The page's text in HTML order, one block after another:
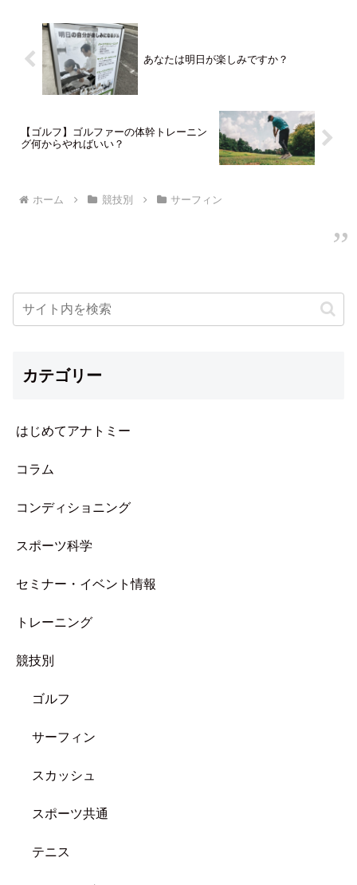
サーフボードに当たっている可能
性があります。エクササイズで肋
骨の開きを改善して楽しくサーフ
ィンしていきましょう
あなたは明日が楽しみですか？
【ゴルフ】ゴルファーの体幹トレーニン
グ何からやればいい？
ホーム 競技別 サーフィン
カテゴリー
はじめてアナトミー
コラム
コンディショニング
スポーツ科学
セミナー・イベント情報
トレーニング
競技別
ゴルフ
サーフィン
スカッシュ
スポーツ共通
テニス